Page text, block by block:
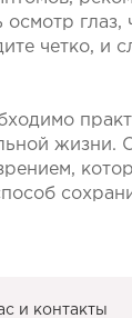
осмотр глаз,
четко, и
жизни.
и контакты